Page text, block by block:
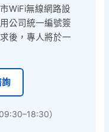
WiFi無線網路設
公司統一編號簽
後，專人將於一
詢
09:30–18:30）